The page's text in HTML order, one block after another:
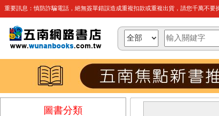
重要訊息：慎防詐騙電話，絕無簽單錯誤造成重複扣款或重複出貨，請您千萬不要
圖書分類